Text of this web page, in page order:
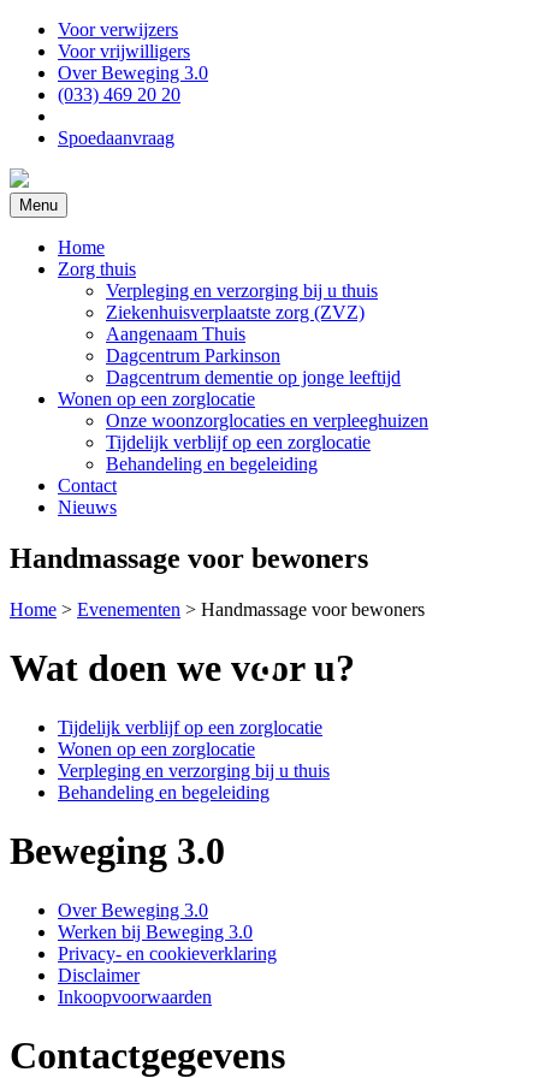
Voor verwijzers
Voor vrijwilligers
Over Beweging 3.0
(033) 469 20 20
Spoedaanvraag
Menu
Home
Zorg thuis
Verpleging en verzorging bij u thuis
Ziekenhuisverplaatste zorg (ZVZ)
Aangenaam Thuis
Dagcentrum Parkinson
Dagcentrum dementie op jonge leeftijd
Wonen op een zorglocatie
Onze woonzorglocaties en verpleeghuizen
Tijdelijk verblijf op een zorglocatie
Behandeling en begeleiding
Contact
Nieuws
Handmassage voor bewoners
Home > Evenementen > Handmassage voor bewoners
Wat doen we voor u?
Tijdelijk verblijf op een zorglocatie
Wonen op een zorglocatie
Verpleging en verzorging bij u thuis
Behandeling en begeleiding
Beweging 3.0
Over Beweging 3.0
Werken bij Beweging 3.0
Privacy- en cookieverklaring
Disclaimer
Inkoopvoorwaarden
Contactgegevens